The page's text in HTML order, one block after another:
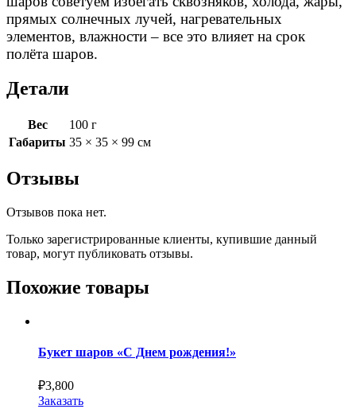
прямых солнечных лучей, нагревательных
элементов, влажности – все это влияет на срок
полёта шаров.
Детали
Вес
100 г
Габариты 35 × 35 × 99 см
Отзывы
Отзывов пока нет.
Только зарегистрированные клиенты, купившие данный
товар, могут публиковать отзывы.
Похожие товары
Букет шаров «С Днем рождения!»
₽3,800
Заказать